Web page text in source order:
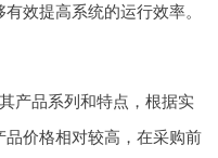
效提高系统的运行效率。
产品系列和特点，根据实
价格相对较高，在采购前